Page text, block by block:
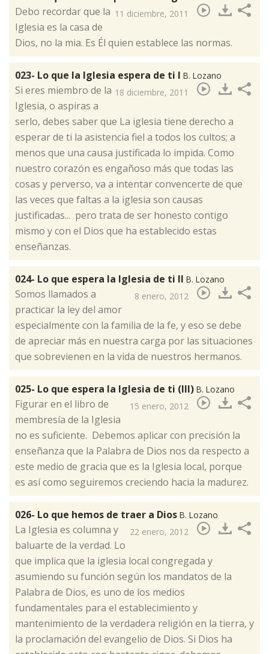
11 diciembre, 2011
Debo recordar que la
Iglesia es la casa de
Dios, no la mia. Es Él quien establece las normas.
023- Lo que la Iglesia espera de ti I B. Lozano
18 diciembre, 2011
​Si eres miembro de la
Iglesia, o aspiras a
serlo, debes saber que La iglesia tiene derecho a
esperar de ti la asistencia fiel a todos los cultos; a
menos que una causa justificada lo impida. Como
nuestro corazón es engañoso más que todas las
cosas y perverso, va a intentar convencerte de que
las veces que faltas a la iglesia son causas
justificadas... pero trata de ser honesto contigo
mismo y con el Dios que ha establecido estas
enseñanzas.
024- Lo que espera la Iglesia de ti II B. Lozano
8 enero, 2012
​Somos llamados a
practicar la ley del amor
especialmente con la familia de la fe, y eso se debe
de apreciar más en nuestra carga por las situaciones
que sobrevienen en la vida de nuestros hermanos.
025- Lo que espera la Iglesia de ti (III) B. Lozano
15 enero, 2012
​Figurar en el libro de
membresía de la Iglesia
no es suficiente. Debemos aplicar con precisión la
enseñanza que la Palabra de Dios nos da respecto a
este medio de gracia que es la Iglesia local, porque
es así como seguiremos creciendo hacia la madurez.
026- Lo que hemos de traer a Dios B. Lozano
22 enero, 2012
​La Iglesia es columna y
baluarte de la verdad. Lo
que implica que la iglesia local congregada y
asumiendo su función según los mandatos de la
Palabra de Dios, es uno de los medios
fundamentales para el establecimiento y
mantenimiento de la verdadera religión en la tierra, y
la proclamación del evangelio de Dios. Si Dios ha